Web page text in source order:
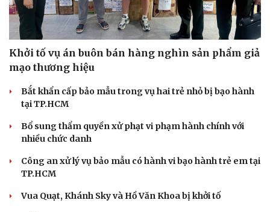
Khởi tố vụ án buôn bán hàng nghìn sản phẩm giả
mạo thương hiệu
Bắt khẩn cấp bảo mẫu trong vụ hai trẻ nhỏ bị bạo hành
tại TP.HCM
Bổ sung thẩm quyền xử phạt vi phạm hành chính với
nhiều chức danh
Công an xử lý vụ bảo mẫu có hành vi bạo hành trẻ em tại
TP.HCM
Vua Quạt, Khánh Sky và Hồ Văn Khoa bị khởi tố